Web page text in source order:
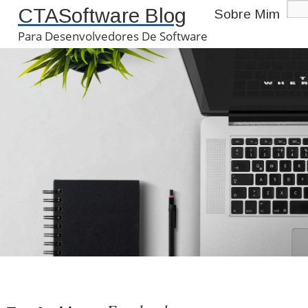
CTASoftware Blog
Para Desenvolvedores De Software
Sobre Mim